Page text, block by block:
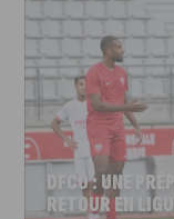
DFCO : UNE
RETOUR EN